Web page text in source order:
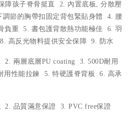
障孩子脊骨挺直 2. 內置底板, 分散壓
節的胸帶扣固定背包緊貼身體 4. 腰
負重 5. 書包護背散熱功能極佳 6. 羽
高反光物料提供安全保障 9. 防水
2. 兩層底層PU coating 3. 500D耐用
用性能拉鍊 5. 特硬護脊背板 6. 高承
2. 品質滿意保證 3. PVC free保證